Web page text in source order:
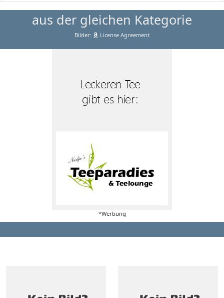
aus der gleichen Kategorie
Bilder: License Agreement
*Werbung